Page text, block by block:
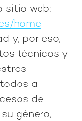
sitio web:
home
y, por eso,
técnicos y
a
de
género,